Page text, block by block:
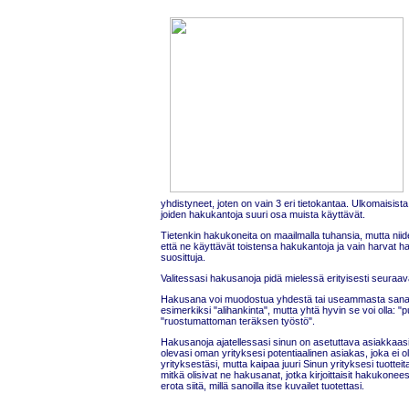
yhdistyneet, joten on vain 3 eri tietokantaa.
joiden hakukantoja suuri osa muista käyttävät.
Tietenkin hakukoneita on maailmalla tuhansia, mutta
että ne käyttävät toistensa hakukantoja ja vain harvat
suosittuja.
Valitessasi hakusanoja pidä mielessä erityisesti
Hakusana voi muodostua yhdestä tai useammasta
esimerkiksi "alihankinta", mutta yhtä hyvin se voi olla:
"ruostumattoman teräksen työstö".
Hakusanoja ajatellessasi sinun on asetuttava
olevasi oman yrityksesi potentiaalinen asiakas, joka ei
yrityksestäsi, mutta kaipaa juuri Sinun yrityksesi
mitkä olisivat ne hakusanat, jotka kirjoittaisit
erota siitä, millä sanoilla itse kuvailet tuotettasi.